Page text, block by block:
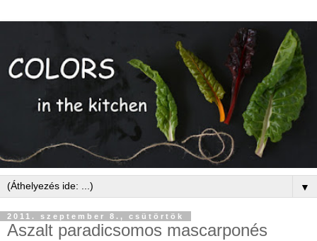
▼
2011. szeptember 8., csütörtök
Aszalt paradicsomos mascarponés